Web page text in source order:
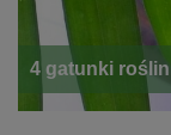
4 gatunki